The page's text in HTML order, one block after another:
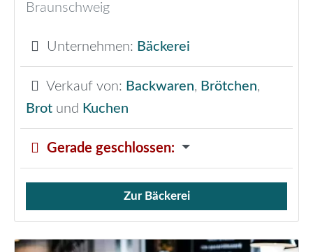
Braunschweig
Unternehmen: Bäckerei
Verkauf von: Backwaren, Brötchen,
Brot und Kuchen
Gerade geschlossen:
Verkauf von Brötchen,
Zur Bäckerei